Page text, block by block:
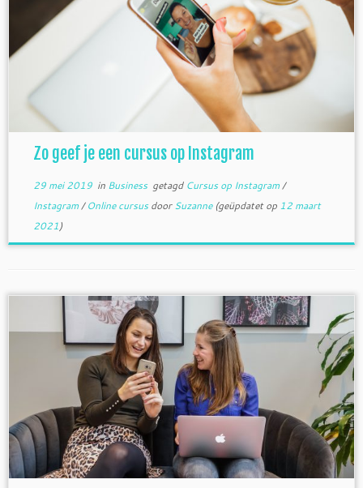
Zo geef je een cursus op Instagram
29 mei 2019in Business getagd Cursus op Instagram/
Instagram/Online cursusdoorSuzanne(geüpdatet op 12 maart
2021)